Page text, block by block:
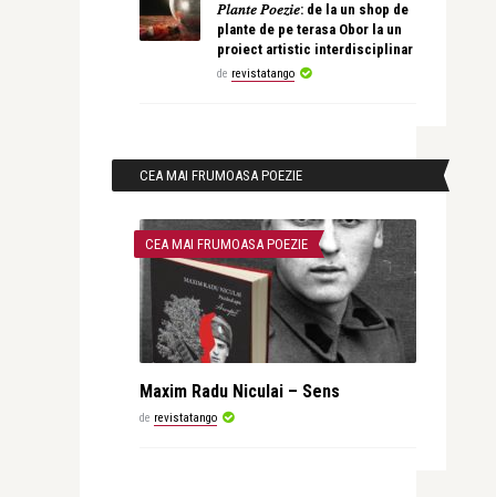
𝑃𝑙𝑎𝑛𝑡𝑒 𝑃𝑜𝑒𝑧𝑖𝑒: de la un shop de
plante de pe terasa Obor la un
proiect artistic interdisciplinar
de revistatango
CEA MAI FRUMOASA POEZIE
CEA MAI FRUMOASA POEZIE
Maxim Radu Niculai – Sens
de revistatango